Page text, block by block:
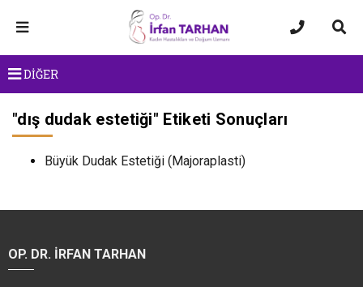
DİĞER
"dış dudak estetiği" Etiketi Sonuçları
Büyük Dudak Estetiği (Majoraplasti)
OP. DR. İRFAN TARHAN